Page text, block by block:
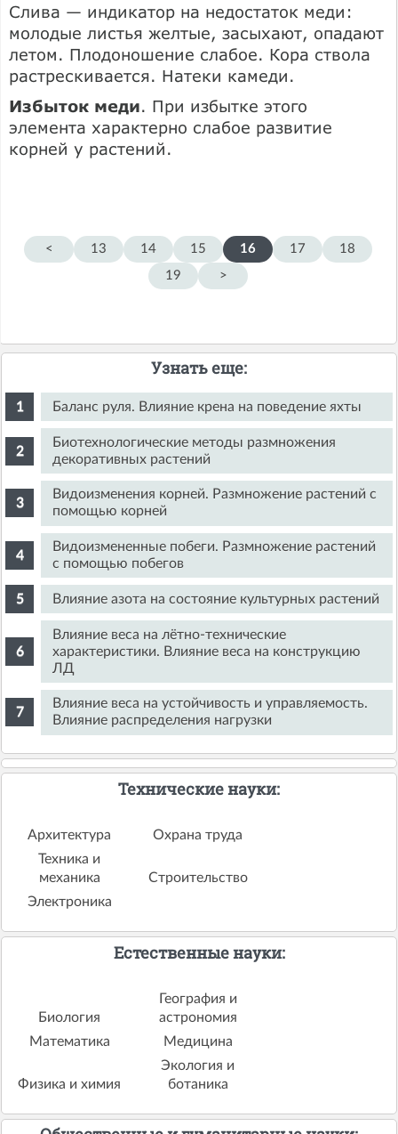
Слива — индикатор на недостаток меди:
молодые листья желтые, засыхают, опадают
летом. Плодоношение слабое. Кора ствола
растрескивается. Натеки камеди.
Избыток меди. При избытке этого
элемента характерно слабое развитие
корней у растений.
< 13 14 15 16 17
18
19
>
Узнать еще:
Баланс руля. Влияние крена на поведение яхты
Биотехнологические методы размножения
декоративных растений
Видоизменения корней. Размножение растений с
помощью корней
Видоизмененные побеги. Размножение растений
с помощью побегов
Влияние азота на состояние культурных растений
Влияние веса на лётно-технические
характеристики. Влияние веса на конструкцию
ЛД
Влияние веса на устойчивость и управляемость.
Влияние распределения нагрузки
Технические науки:
Архитектура
Охрана труда
Техника и
механика
Строительство
Электроника
Естественные науки:
Биология
География и
астрономия
Математика
Медицина
Физика и химия
Экология и
ботаника